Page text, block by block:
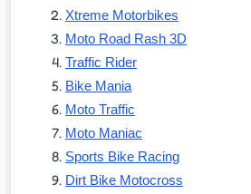
Xtreme Motorbikes
Moto Road Rash 3D
Traffic Rider
Bike Mania
Moto Traffic
Moto Maniac
Sports Bike Racing
Dirt Bike Motocross